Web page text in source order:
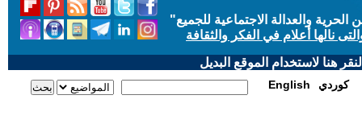
والعدالة الاجتماعية للجميع"
نالها أعلام في الفكر والثقافة
هنا لاستخدام الموقع البديل
English كوردي